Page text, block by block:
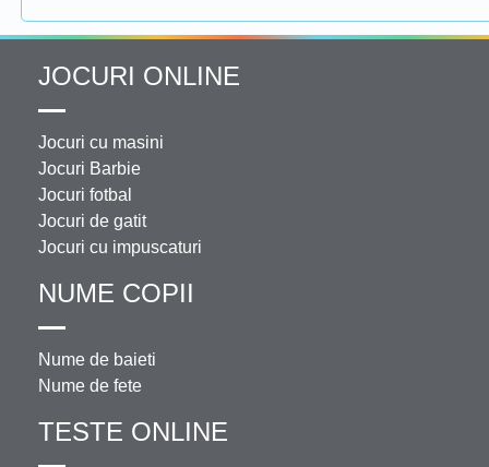
JOCURI ONLINE
Jocuri cu masini
Jocuri Barbie
Jocuri fotbal
Jocuri de gatit
Jocuri cu impuscaturi
NUME COPII
Nume de baieti
Nume de fete
TESTE ONLINE